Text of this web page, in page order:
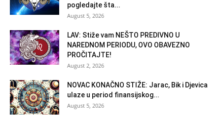
pogledajte šta...
August 5, 2026
LAV: Stiže vam NEŠTO PREDIVNO U
NAREDNOM PERIODU, OVO OBAVEZNO
PROČITAJTE!
August 2, 2026
NOVAC KONAČNO STIŽE: Jarac, Bik i Djevica
ulaze u period finansijskog...
August 5, 2026